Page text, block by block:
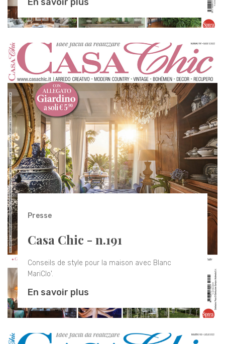
Presse
Casa Chic - n.191
Conseils de style pour la maison avec Blanc
MariClo'.
En savoir plus